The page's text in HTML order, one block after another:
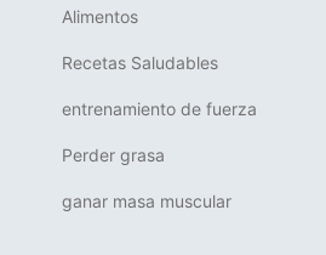
Alimentos
Recetas Saludables
entrenamiento de fuerza
Perder grasa
ganar masa muscular